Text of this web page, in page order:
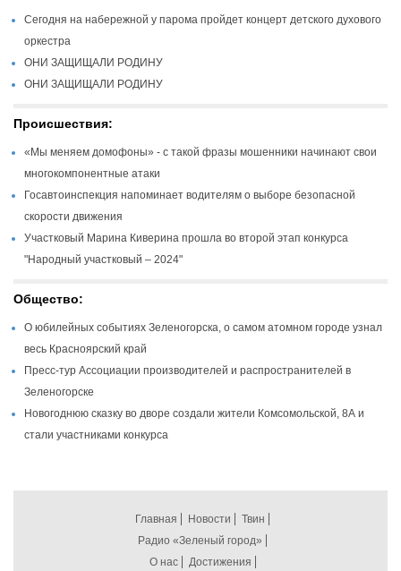
Сегодня на набережной у парома пройдет концерт детского духового
оркестра
ОНИ ЗАЩИЩАЛИ РОДИНУ
ОНИ ЗАЩИЩАЛИ РОДИНУ
Происшествия:
«Мы меняем домофоны» - с такой фразы мошенники начинают свои
многокомпонентные атаки
Госавтоинспекция напоминает водителям о выборе безопасной
скорости движения
Участковый Марина Киверина прошла во второй этап конкурса
"Народный участковый – 2024"
Общество:
О юбилейных событиях Зеленогорска, о самом атомном городе узнал
весь Красноярский край
Пресс-тур Ассоциации производителей и распространителей в
Зеленогорске
Новогоднюю сказку во дворе создали жители Комсомольской, 8А и
стали участниками конкурса
Главная Новости
Твин
Радио «Зеленый город»
О нас
Достижения